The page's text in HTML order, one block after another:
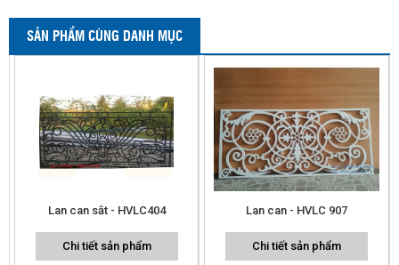
SẢN PHẨM CÙNG DANH MỤC
Lan can sắt - HVLC404
Chi tiết sản phẩm
Lan can - HVLC 907
Chi tiết sản phẩm